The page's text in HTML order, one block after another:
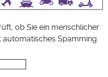
ob Sie ein menschlicher
Spamming.